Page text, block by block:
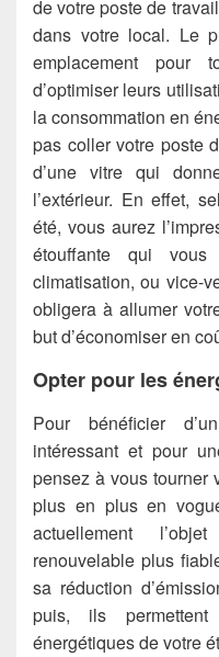
de votre poste de
dans votre local. Le
emplacement pour
d’optimiser leurs
la consommation en
pas coller votre poste
d’une vitre qui
l’extérieur. En effet,
été, vous aurez
étouffante qui
climatisation, ou vice-
obligera à allumer
but d’économiser en
Opter pour les
Pour bénéficier
intéressant et pour
pensez à vous tourner
plus en plus en
actuellement
renouvelable plus
sa réduction
puis, ils
énergétiques de votre